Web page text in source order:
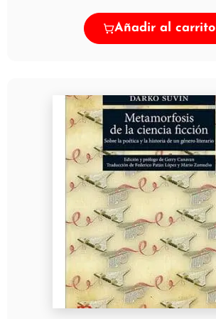
Añadir al carrito